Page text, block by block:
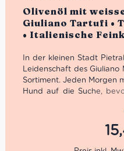
Olivenöl mit
Giuliano Tartufi •
• Italienische
Bewertet
In der kleinen Stadt
Leidenschaft des
Sortiment. Jeden Morgen
Hund auf die Suche,
bekam auf Trüffel
Aufmerksamkeit. 2001